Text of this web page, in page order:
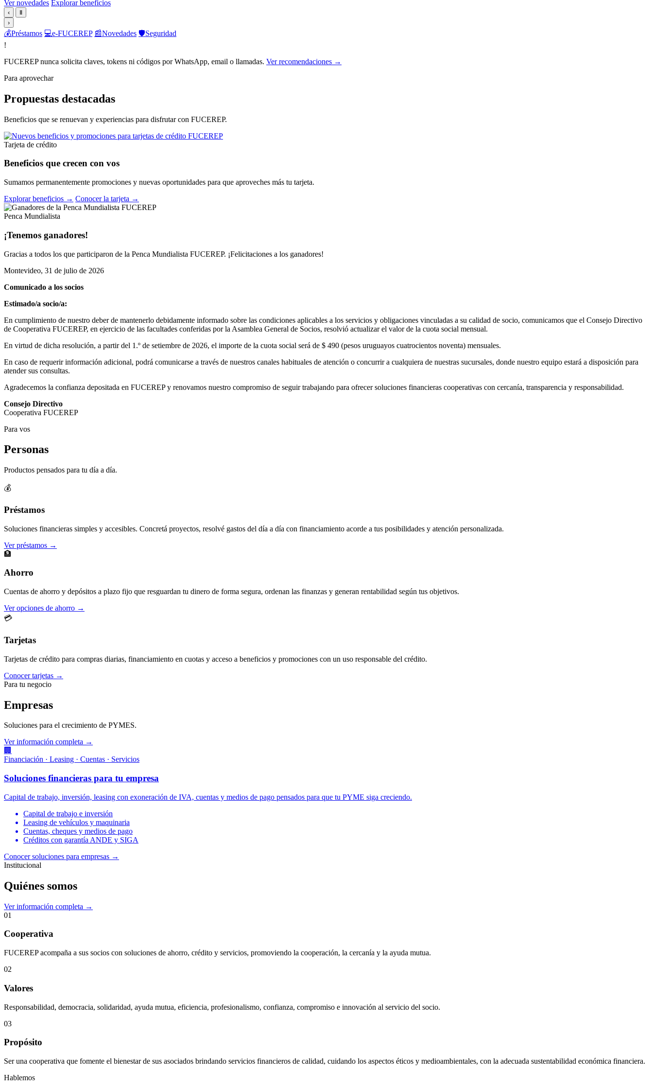
Ver novedades Explorar beneficios
‹
Ⅱ
›
💰Préstamos 💻e-FUCEREP 📰Novedades 🛡️Seguridad
!
FUCEREP nunca solicita claves, tokens ni códigos por WhatsApp, email o llamadas. Ver recomendaciones →
Para aprovechar
Propuestas destacadas
Beneficios que se renuevan y experiencias para disfrutar con FUCEREP.
Tarjeta de crédito
Beneficios que crecen con vos
Sumamos permanentemente promociones y nuevas oportunidades para que aproveches más tu tarjeta.
Explorar beneficios → Conocer la tarjeta →
Penca Mundialista
¡Tenemos ganadores!
Gracias a todos los que participaron de la Penca Mundialista FUCEREP. ¡Felicitaciones a los ganadores!
Montevideo, 31 de julio de 2026
Comunicado a los socios
Estimado/a socio/a:
En cumplimiento de nuestro deber de mantenerlo debidamente informado sobre las condiciones aplicables a los servicios y obligaciones vinculadas a su calidad de socio, comunicamos que el Consejo Directivo
de Cooperativa FUCEREP, en ejercicio de las facultades conferidas por la Asamblea General de Socios, resolvió actualizar el valor de la cuota social mensual.
En virtud de dicha resolución, a partir del 1.º de setiembre de 2026, el importe de la cuota social será de $ 490 (pesos uruguayos cuatrocientos noventa) mensuales.
En caso de requerir información adicional, podrá comunicarse a través de nuestros canales habituales de atención o concurrir a cualquiera de nuestras sucursales, donde nuestro equipo estará a disposición para
atender sus consultas.
Agradecemos la confianza depositada en FUCEREP y renovamos nuestro compromiso de seguir trabajando para ofrecer soluciones financieras cooperativas con cercanía, transparencia y responsabilidad.
Consejo Directivo
Cooperativa FUCEREP
Para vos
Personas
Productos pensados para tu día a día.
💰
Préstamos
Soluciones financieras simples y accesibles. Concretá proyectos, resolvé gastos del día a día con financiamiento acorde a tus posibilidades y atención personalizada.
Ver préstamos →
🏦
Ahorro
Cuentas de ahorro y depósitos a plazo fijo que resguardan tu dinero de forma segura, ordenan las finanzas y generan rentabilidad según tus objetivos.
Ver opciones de ahorro →
💳
Tarjetas
Tarjetas de crédito para compras diarias, financiamiento en cuotas y acceso a beneficios y promociones con un uso responsable del crédito.
Conocer tarjetas →
Para tu negocio
Empresas
Soluciones para el crecimiento de PYMES.
Ver información completa →
🏢
Financiación · Leasing · Cuentas · Servicios
Soluciones financieras para tu empresa
Capital de trabajo, inversión, leasing con exoneración de IVA, cuentas y medios de pago pensados para que tu PYME siga creciendo.
Capital de trabajo e inversión
Leasing de vehículos y maquinaria
Cuentas, cheques y medios de pago
Créditos con garantía ANDE y SIGA
Conocer soluciones para empresas →
Institucional
Quiénes somos
Ver información completa →
01
Cooperativa
FUCEREP acompaña a sus socios con soluciones de ahorro, crédito y servicios, promoviendo la cooperación, la cercanía y la ayuda mutua.
02
Valores
Responsabilidad, democracia, solidaridad, ayuda mutua, eficiencia, profesionalismo, confianza, compromiso e innovación al servicio del socio.
03
Propósito
Ser una cooperativa que fomente el bienestar de sus asociados brindando servicios financieros de calidad, cuidando los aspectos éticos y medioambientales, con la adecuada sustentabilidad económica financiera.
Hablemos